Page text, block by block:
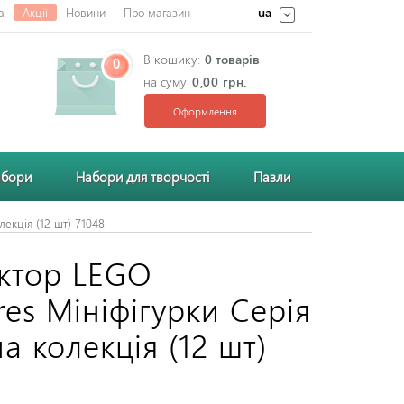
Акції Новини Про магазин ua
0 В кошику: 0 товарів
на суму 0,00 грн.
Оформлення
Набори для творчості Пазли
(12 шт) 71048
LEGO
Мініфігурки Серія
колекція (12 шт)